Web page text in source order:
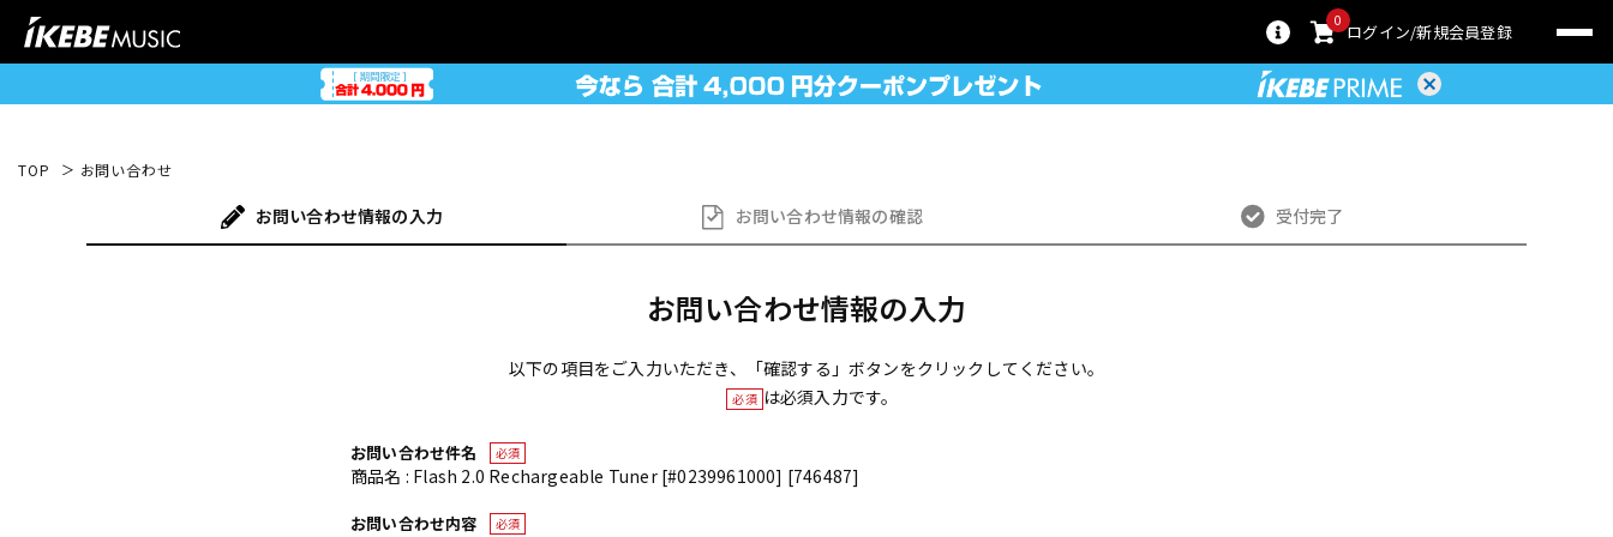
0
ログイン 新規会員登録
TOP お問い合わせ
お問い合わせ情報の入力 お問い合わせ情報の確認 受付完了
お問い合わせ情報の入力
以下の項目をご入力いただき、「確認する」ボタンをクリックしてください。
必須 は必須入力です。
お問い合わせ件名 必須
商品名 : Flash 2.0 Rechargeable Tuner [#0239961000] [746487]
お問い合わせ内容 必須